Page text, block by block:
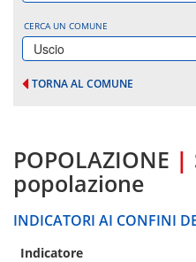
CERCA UN COMUNE
Uscio
TORNA AL COMUNE
POPOLAZIONE |
popolazione
INDICATORI AI CONFINI
Indicatore